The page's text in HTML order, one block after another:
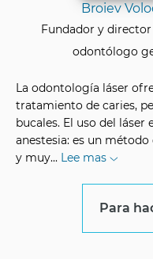
Broiev
Fundador y
odontólogo
La odontología láser
tratamiento de caries,
bucales. El uso del láser
anestesia: es un
y muy... Lee mas
Para